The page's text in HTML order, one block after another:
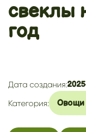
свеклы
год
Дата создания:
Категория: Овощи